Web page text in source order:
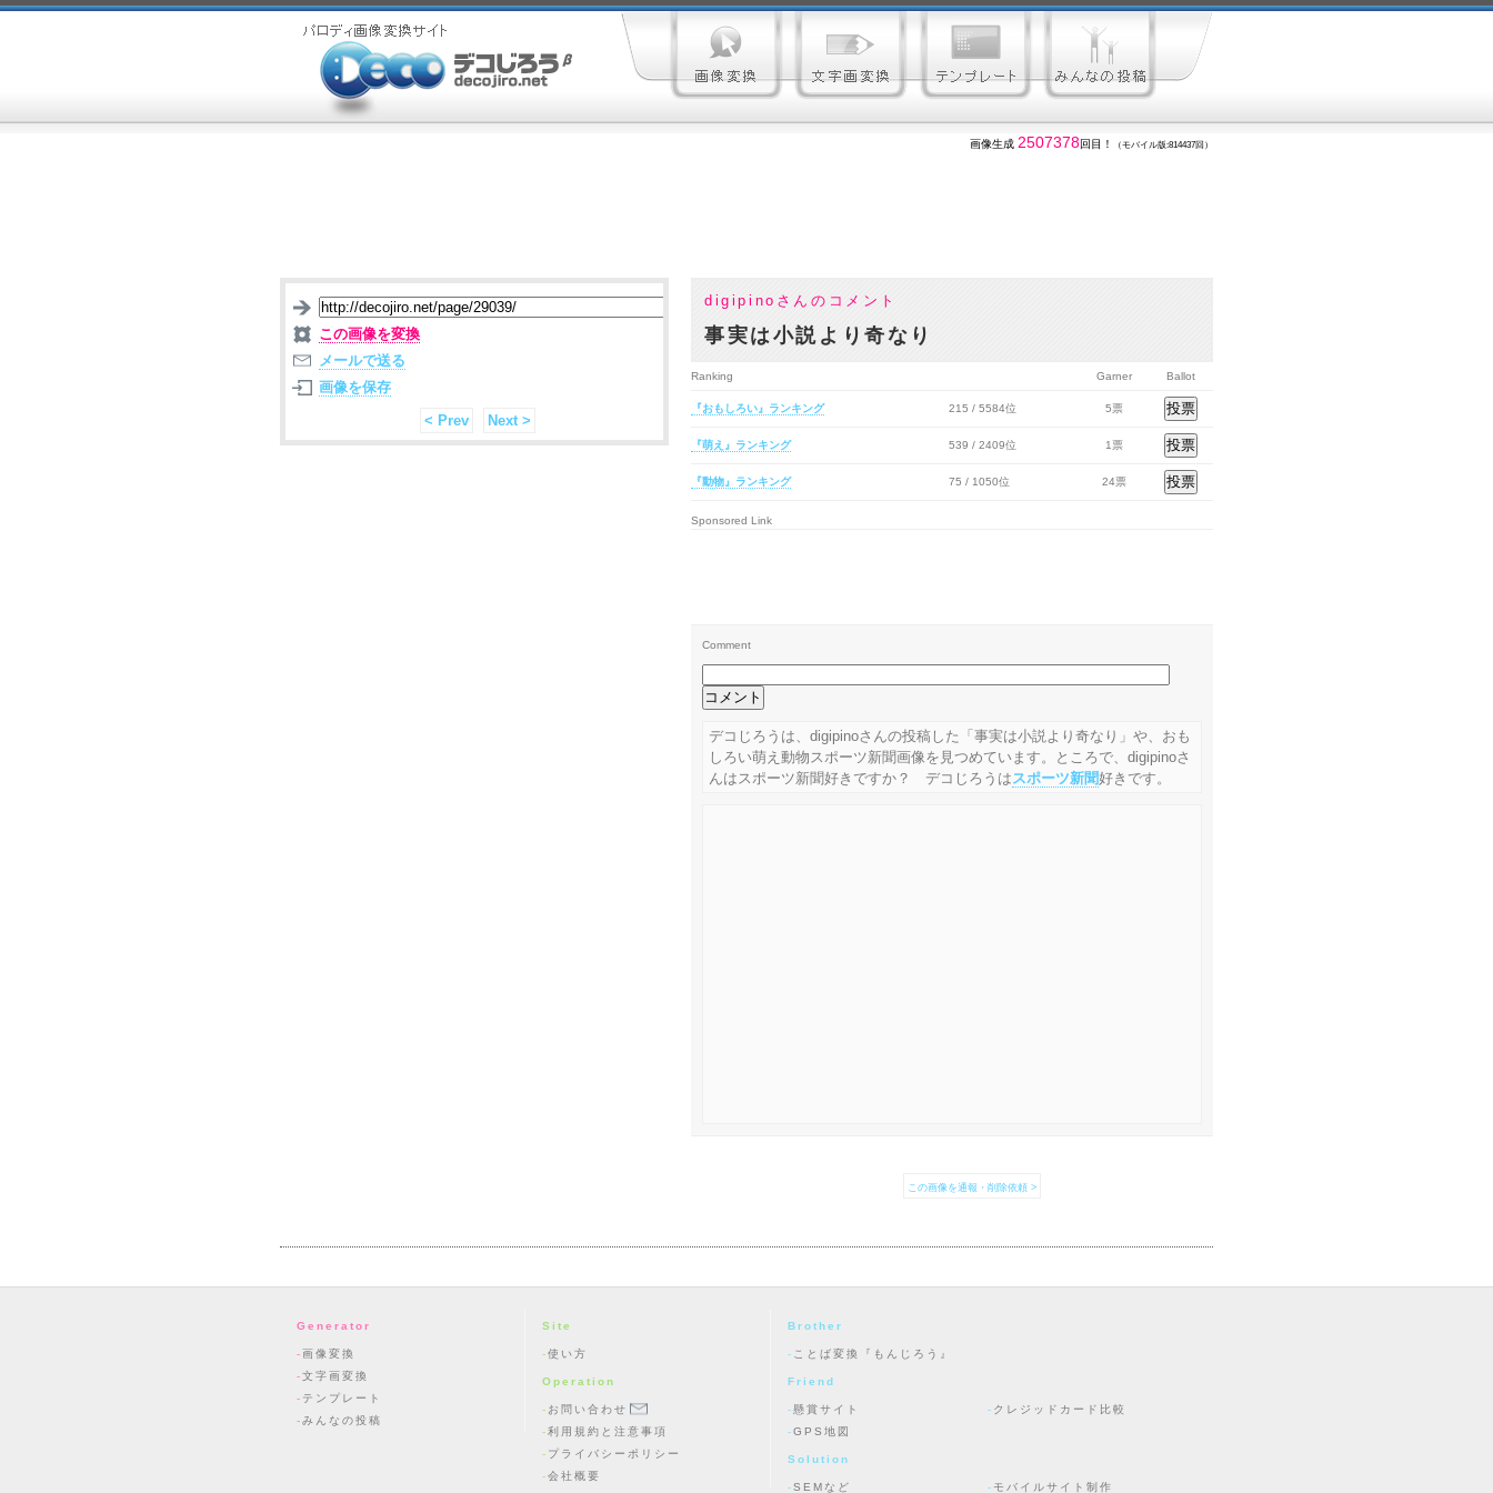
画像生成 2507378回目！ （モバイル版:814437回）
digipinoさんのコメント
事実は小説より奇なり
この画像を変換
メールで送る
画像を保存
< Prev
Next >
Ranking Garner Ballot
『おもしろい』ランキング 215 / 5584位 5票
『萌え』ランキング 539 / 2409位 1票
『動物』ランキング 75 / 1050位 24票
Sponsored Link
Comment
デコじろうは、digipinoさんの投稿した「事実は小説より奇なり」や、おも
しろい萌え動物スポーツ新聞画像を見つめています。ところで、digipinoさ
んはスポーツ新聞好きですか？ デコじろうはスポーツ新聞好きです。
この画像を通報・削除依頼 >
Generator
画像変換
文字画変換
テンプレート
みんなの投稿
Site
使い方
Operation
お問い合わせ
利用規約と注意事項
プライバシーポリシー
会社概要
Brother
ことば変換『もんじろう』
Friend
懸賞サイト
クレジッドカード比較
GPS地図
Solution
SEMなど モバイルサイト制作